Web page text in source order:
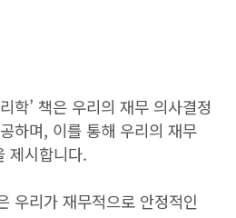
학’ 책은 우리의 재무 의사결정
하며, 이를 통해 우리의 재무
제시합니다.
우리가 재무적으로 안정적인